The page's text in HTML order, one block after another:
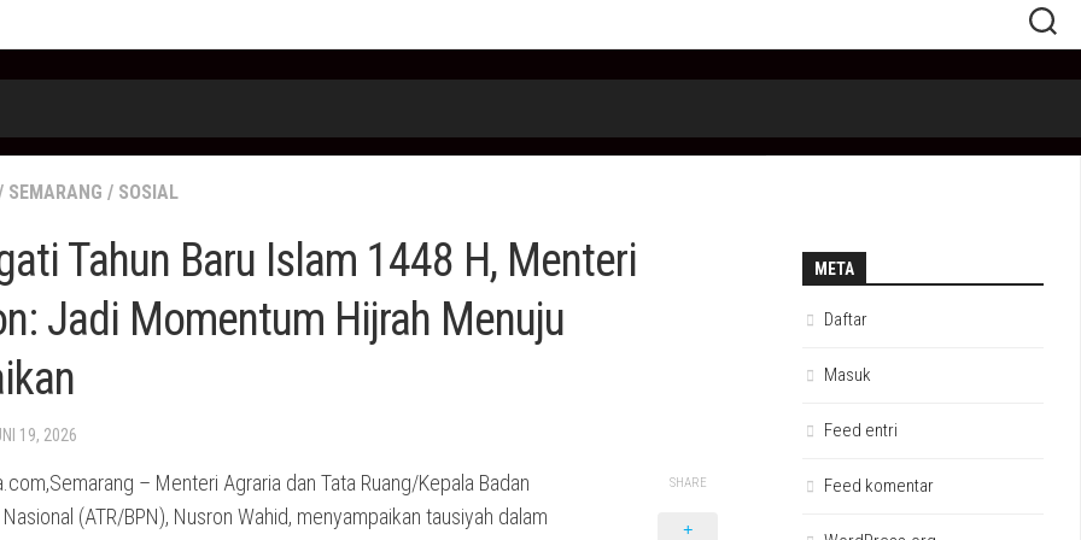
SEMARANG / SOSIAL
Tahun Baru Islam 1448 H, Menteri
Jadi Momentum Hijrah Menuju
19, 2026
– Menteri Agraria dan Tata Ruang/Kepala Badan
(ATR/BPN), Nusron Wahid, menyampaikan tausiyah dalam
SHARE
META
Daftar
Masuk
Feed entri
Feed komentar